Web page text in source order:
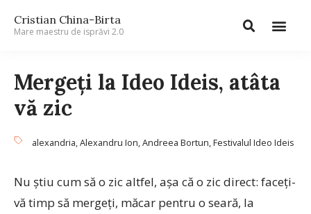
Cristian China-Birta
Mare maestru de isprăvi 2.0
Mergeți la Ideo Ideis, atâta
vă zic
alexandria,Alexandru Ion,Andreea Bortun,Festivalul Ideo Ideis
Nu știu cum să o zic altfel, așa că o zic direct: faceți-
vă timp să mergeți, măcar pentru o seară, la